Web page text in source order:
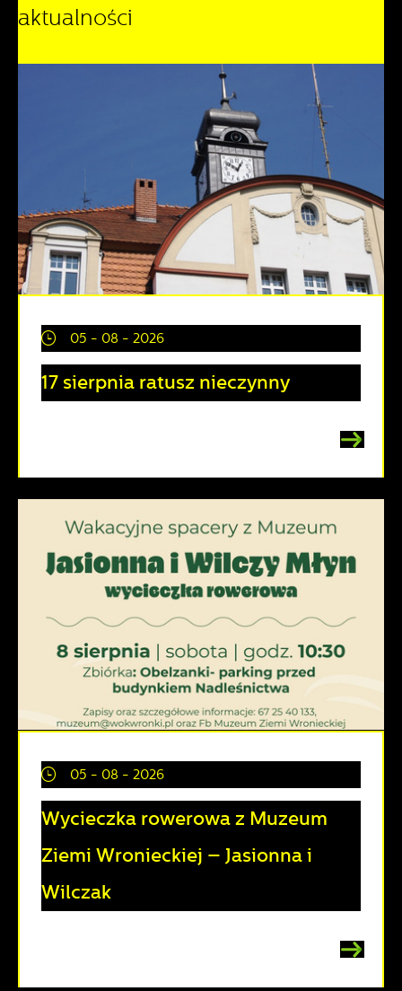
aktualności
05 - 08 - 2026
17 sierpnia ratusz nieczynny
05 - 08 - 2026
Wycieczka rowerowa z Muzeum
Ziemi Wronieckiej – Jasionna i
Wilczak